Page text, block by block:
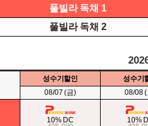
풀빌라 독채 1
풀빌라 독채 2